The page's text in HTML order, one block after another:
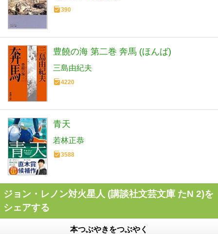
390
豊饒の海 第二巻 奔馬 (ほんば)
三島由紀夫
4220
青天
若林正恭
3588
ジョン・レノン対火星人 (講談社文芸文庫 たN 2)を
シェアする
本つぶやきをつぶやく